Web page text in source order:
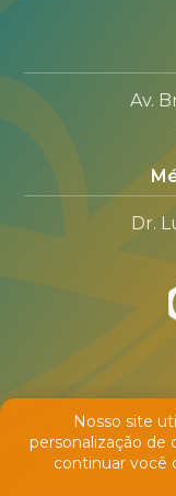
Av.
Dr.
Nosso site
personalização de
continuar você